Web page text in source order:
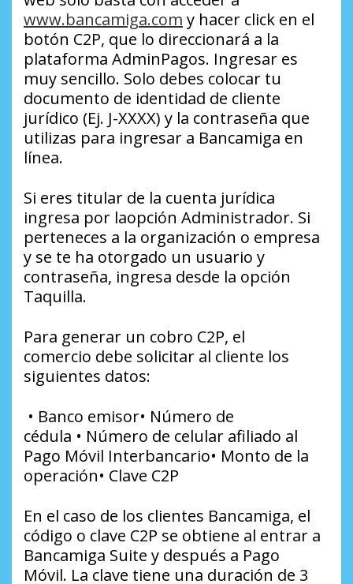
www.bancamiga.com y hacer click en el
botón C2P, que lo direccionará a la
plataforma AdminPagos. Ingresar es
muy sencillo. Solo debes colocar tu
documento de identidad de cliente
jurídico (Ej. J-XXXX) y la contraseña que
utilizas para ingresar a Bancamiga en
línea.
Si eres titular de la cuenta jurídica
ingresa por laopción Administrador. Si
perteneces a la organización o empresa
y se te ha otorgado un usuario y
contraseña, ingresa desde la opción
Taquilla.
Para generar un cobro C2P, el
comercio debe solicitar al cliente los
siguientes datos:
• Banco emisor• Número de
cédula • Número de celular afiliado al
Pago Móvil Interbancario• Monto de la
operación• Clave C2P
En el caso de los clientes Bancamiga, el
código o clave C2P se obtiene al entrar a
Bancamiga Suite y después a Pago
Móvil. La clave tiene una duración de 3